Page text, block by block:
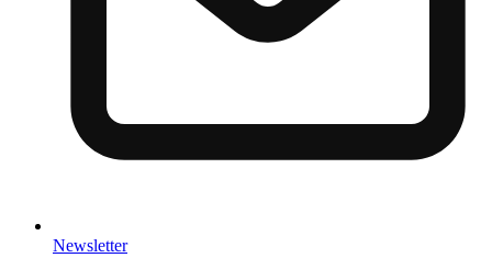
Newsletter